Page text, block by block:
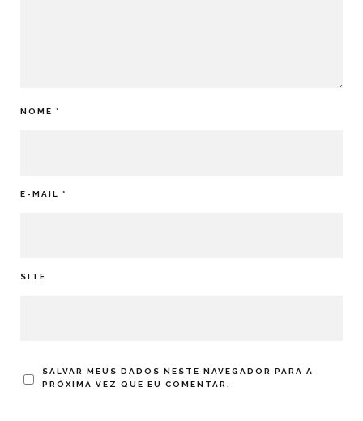
NOME *
E-MAIL *
SITE
SALVAR MEUS DADOS NESTE NAVEGADOR PARA A
PRÓXIMA VEZ QUE EU COMENTAR.